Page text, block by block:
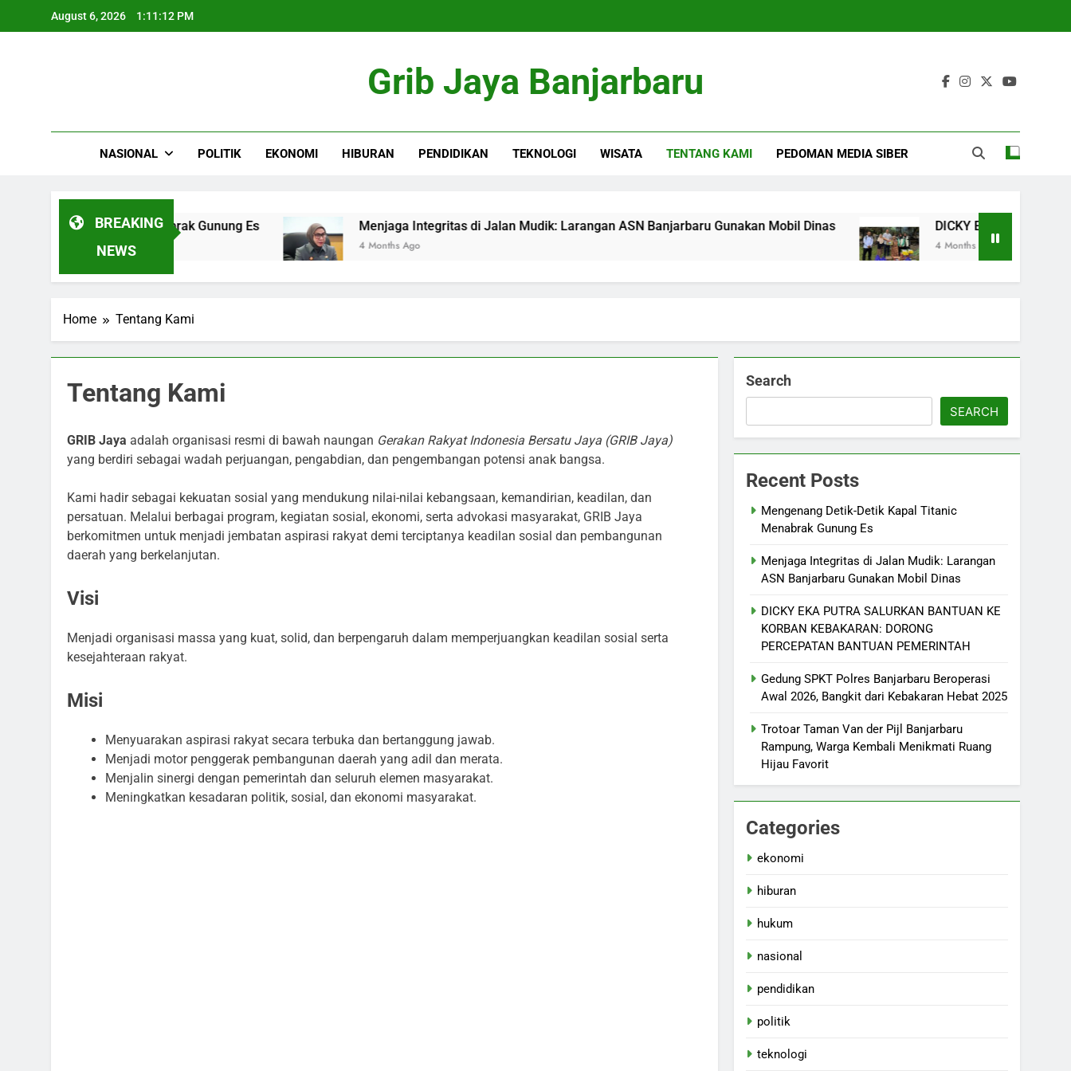
August 6, 2026 1:11:12 PM
Grib Jaya Banjarbaru
NASIONAL POLITIK EKONOMI HIBURAN PENDIDIKAN TEKNOLOGI WISATA TENTANG KAMI PEDOMAN MEDIA SIBER
BREAKING
NEWS
Kapal Titanic Menabrak Gunung Es Menjaga Integritas di Jalan Mudik: Larangan ASN Banjarbaru Gunakan Mobil Dinas
4 Months Ago
DICKY EKA PUTRA
4 Months Ago
Home Tentang Kami
Tentang Kami
GRIB Jaya adalah organisasi resmi di bawah naungan Gerakan Rakyat Indonesia Bersatu Jaya (GRIB Jaya)
yang berdiri sebagai wadah perjuangan, pengabdian, dan pengembangan potensi anak bangsa.
Kami hadir sebagai kekuatan sosial yang mendukung nilai-nilai kebangsaan, kemandirian, keadilan, dan
persatuan. Melalui berbagai program, kegiatan sosial, ekonomi, serta advokasi masyarakat, GRIB Jaya
berkomitmen untuk menjadi jembatan aspirasi rakyat demi terciptanya keadilan sosial dan pembangunan
daerah yang berkelanjutan.
Visi
Menjadi organisasi massa yang kuat, solid, dan berpengaruh dalam memperjuangkan keadilan sosial serta
kesejahteraan rakyat.
Misi
Menyuarakan aspirasi rakyat secara terbuka dan bertanggung jawab.
Menjadi motor penggerak pembangunan daerah yang adil dan merata.
Menjalin sinergi dengan pemerintah dan seluruh elemen masyarakat.
Meningkatkan kesadaran politik, sosial, dan ekonomi masyarakat.
Search
SEARCH
Recent Posts
Mengenang Detik-Detik Kapal Titanic
Menabrak Gunung Es
Menjaga Integritas di Jalan Mudik: Larangan
ASN Banjarbaru Gunakan Mobil Dinas
DICKY EKA PUTRA SALURKAN BANTUAN KE
KORBAN KEBAKARAN: DORONG
PERCEPATAN BANTUAN PEMERINTAH
Gedung SPKT Polres Banjarbaru Beroperasi
Awal 2026, Bangkit dari Kebakaran Hebat 2025
Trotoar Taman Van der Pijl Banjarbaru
Rampung, Warga Kembali Menikmati Ruang
Hijau Favorit
Categories
ekonomi
hiburan
hukum
nasional
pendidikan
politik
teknologi